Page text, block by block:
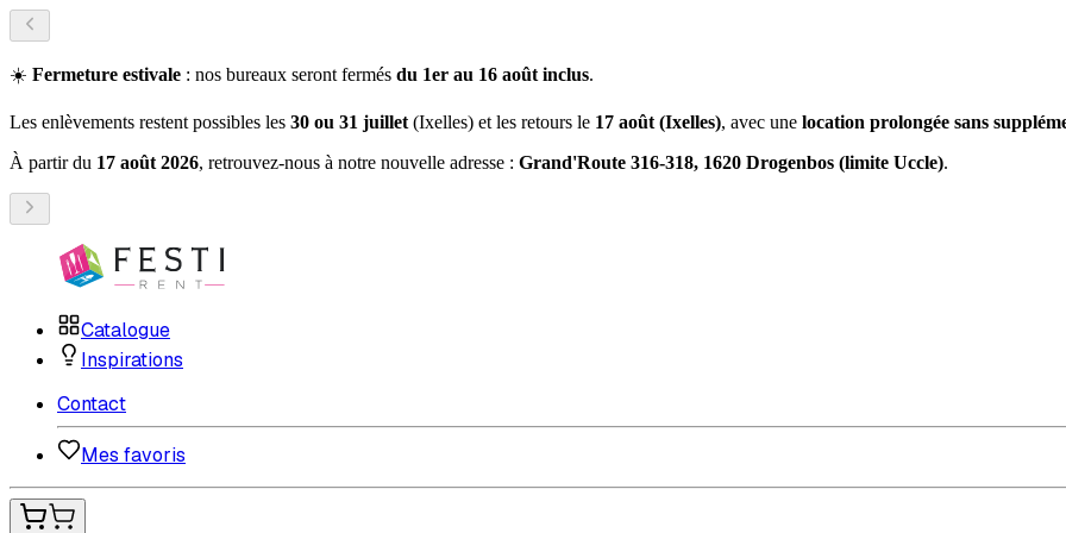
☀️ Fermeture estivale : nos bureaux seront fermés du 1er au 16 août inclus.
Les enlèvements restent possibles les 30 ou 31 juillet (Ixelles) et les retours le 17 août (Ixelles), avec une location prolongée sans
À partir du 17 août 2026, retrouvez-nous à notre nouvelle adresse : Grand'Route 316-318, 1620 Drogenbos (limite Uccle).
Catalogue
Inspirations
Contact
Mes favoris